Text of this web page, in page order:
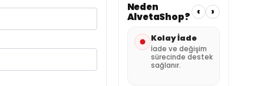
Neden
AlvetaShop?
‹ ›
İade ve değişim
Özenli
Paketleme
Ürünler güvenli
şekilde hazırlanır.